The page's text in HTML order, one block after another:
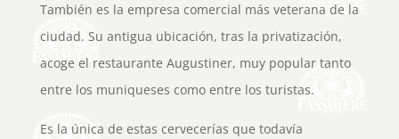
También es la empresa comercial más veterana de la
ciudad. Su antigua ubicación, tras la privatización,
acoge el restaurante Augustiner, muy popular tanto
entre los muniqueses como entre los turistas.
Es la única de estas cervecerías que todavía